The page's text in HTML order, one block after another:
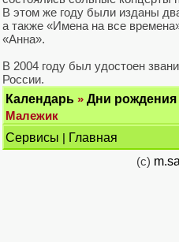
В этом же году были изданы
а также «Имена на все
«Анна».
В 2004 году был удостоен
России.
Календарь » Дни рождения
Малежик
Сервисы | Главная
(c)